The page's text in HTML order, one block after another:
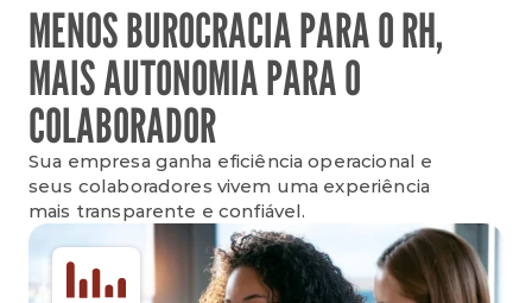
MENOS BUROCRACIA PARA O RH,
MAIS AUTONOMIA PARA O
COLABORADOR
Sua empresa ganha eficiência operacional e
seus colaboradores vivem uma experiência
mais transparente e confiável.